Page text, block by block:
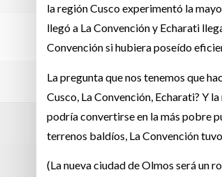
la región Cusco experimentó la
llegó a La Convención y Echarati
Convención si hubiera poseído
La pregunta que nos tenemos que
Cusco, La Convención, Echarati? Y
podría convertirse en la más pobre
terrenos baldíos, La Convención
(La nueva ciudad de Olmos será un